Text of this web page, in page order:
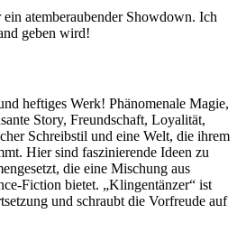
atemberaubender Showdown. Ich
geben wird!
heftiges Werk! Phänomenale Magie,
Story, Freundschaft, Loyalität,
Schreibstil und eine Welt, die ihrem
Hier sind faszinierende Ideen zu
die eine Mischung aus
Fiction bietet. „Klingentänzer“ ist
und schraubt die Vorfreude auf